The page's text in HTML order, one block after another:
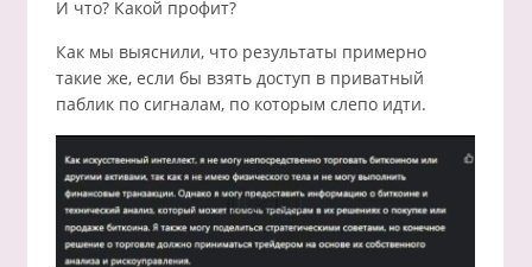
И что? Какой профит?
Как мы выяснили, что результаты примерно
такие же, если бы взять доступ в приватный
паблик по сигналам, по которым слепо идти.